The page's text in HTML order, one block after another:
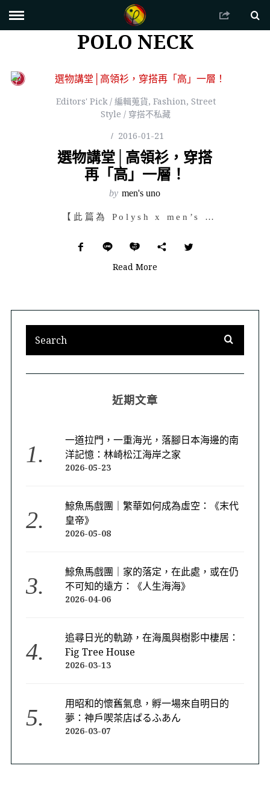
POLO NECK
Editors' Pick / 編輯蒐貨, Fashion, Street
Style / 穿搭不私藏
2016-01-21
選物講堂│高領衫，穿搭
再「高」一層！
by men's uno
【此篇為 Polysh x men’s uno 合作文章，原文請瀏覽 men’s un…
Read More
近期文章
一道拉門，一重海光，落腳日本海邊的南
洋記憶：林崎松江海岸之家
2026-05-23
鯨魚馬戲團｜繁華如何成為虛空：《末代
皇帝》
2026-05-08
鯨魚馬戲團｜家的落定，在此處，或在仍
不可知的遠方：《人生海海》
2026-04-06
追尋日光的軌跡，在海風與樹影中棲居：
Fig Tree House
2026-03-13
用昭和的懷舊氣息，孵一場來自明日的
夢：神戶喫茶店ぱるふあん
2026-03-07